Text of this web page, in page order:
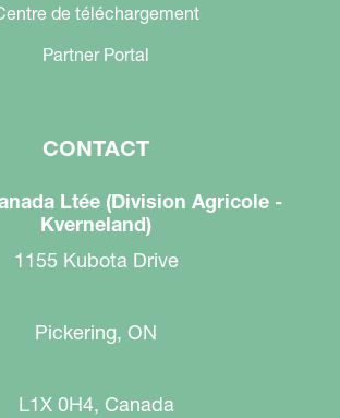
de téléchargement
Partner Portal
CONTACT
Ltée (Division Agricole -
Kverneland)
1155 Kubota Drive
Pickering, ON
L1X 0H4, Canada